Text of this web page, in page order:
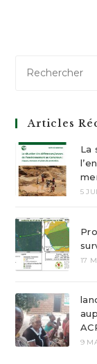
Articles
La
5
17
9